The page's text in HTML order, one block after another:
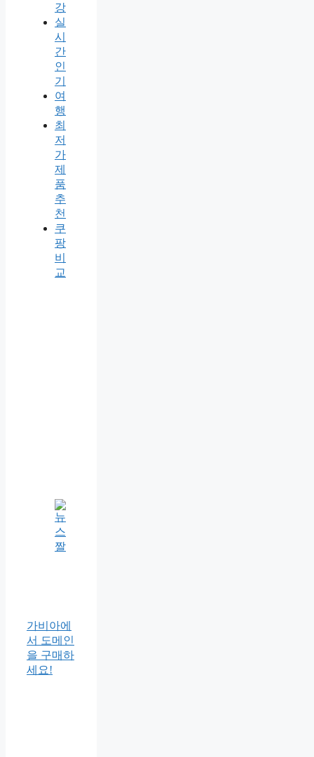
강
실
시
간
인
기
여
행
최
저
가
제
품
추
천
쿠
팡
비
교
가비아에
서 도메인
을 구매하
세요!